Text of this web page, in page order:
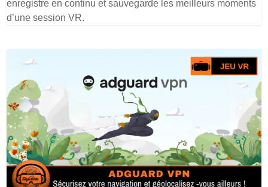
enregistre en continu et sauvegarde les meilleurs moments
d’une session VR.